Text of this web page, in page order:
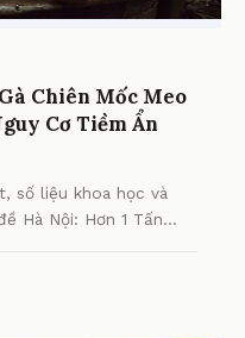
Chiên Mốc Meo
Cơ Tiềm Ẩn
số liệu khoa học và
Hà Nội: Hơn 1 Tấn
gia.